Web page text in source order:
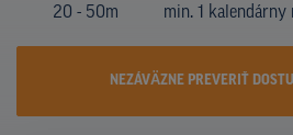
KTO SME
KONTAKTY
20 - 50m min. 1 kalendárny
NEZÁVÄZNE PREVERIŤ